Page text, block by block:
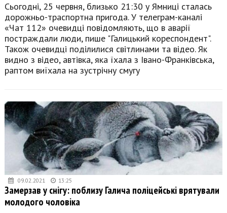
Сьогодні, 25 червня, близько 21:30 у Ямниці сталась
дорожньо-траспортна пригода. У телеграм-каналі
«Чат 112» очевидці повідомляють, що в аварії
постраждали люди, пише "Галицький кореспондент".
Також очевидці поділилися світлинами та відео. Як
видно з відео, автівка, яка їхала з Івано-Франківська,
раптом виїхала на зустрічну смугу
09.02.2021 13:25
Замерзав у снігу: поблизу Галича поліцейські врятували
молодого чоловіка